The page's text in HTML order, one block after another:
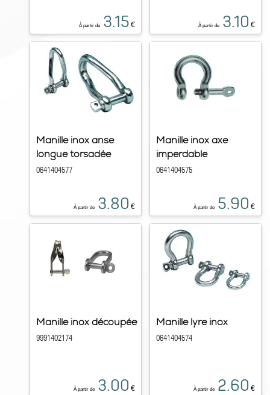
À partir de 3.15 € À partir de 3.10 €
Manille inox anse
longue torsadée
0641404577
À partir de 3.80 €
Manille inox axe
imperdable
0641404575
À partir de 5.90 €
Manille inox découpée
9991402174
À partir de 3.00 €
Manille lyre inox
0641404574
À partir de 2.60 €